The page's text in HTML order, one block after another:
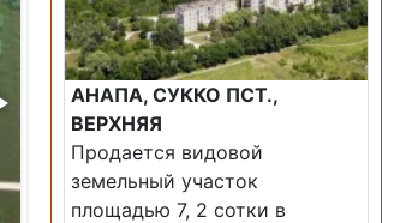
АНАПА, СУККО ПСТ.,
ВЕРХНЯЯ
Продается видовой
земельный участок
площадью 7, 2 сотки в